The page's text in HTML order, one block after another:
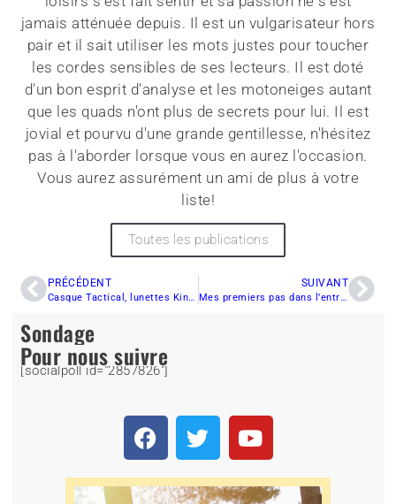
loisirs s'est fait sentir et sa passion ne s'est
jamais atténuée depuis. Il est un vulgarisateur hors
pair et il sait utiliser les mots justes pour toucher
les cordes sensibles de ses lecteurs. Il est doté
d'un bon esprit d'analyse et les motoneiges autant
que les quads n'ont plus de secrets pour lui. Il est
jovial et pourvu d'une grande gentillesse, n'hésitez
pas à l'aborder lorsque vous en aurez l'occasion.
Vous aurez assurément un ami de plus à votre
liste!
Toutes les publications
PRÉCÉDENT SUIVANT
Sondage
[socialpoll id="2857826"]
Pour nous suivre